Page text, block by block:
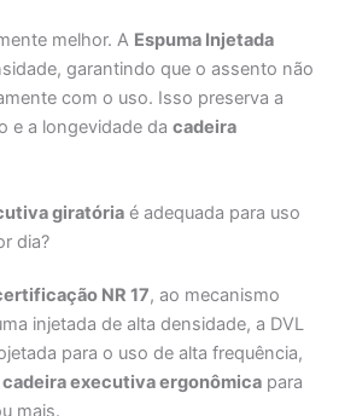
melhor. A Espuma Injetada
garantindo que o assento não
com o uso. Isso preserva a
e a longevidade da cadeira
giratória é adequada para uso
dia?
NR 17, ao mecanismo
injetada de alta densidade, a DVL
para o uso de alta frequência,
cadeira executiva ergonômica para
mais.